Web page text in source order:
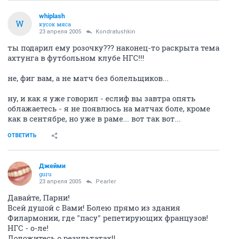
W
whiplash
кусок мяса
23 апреля 2005 Kondratushkin
ты подарил ему розочку??? наконец-то раскрыта тема
ахтунга в футбольном клубе НГС!!!
не, фиг вам, а не матч без болельщиков...
ну, и как я уже говорил - еслиф вы завтра опять
облажаетесь - я не появлюсь на матчах боле, кроме
как в сентябре, но уже в раме... вот так вот...
ОТВЕТИТЬ
Джейми
guru
23 апреля 2005 Pearler
Давайте, Парни!
Всей душой с Вами! Болею прямо из здания
Филармонии, где "пасу" репетирующих французов!
НГС - о-ле!